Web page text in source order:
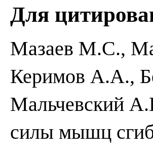
Для
Мазаев М.С.,
Керимов А.А.,
Мальчевский
силы мышц